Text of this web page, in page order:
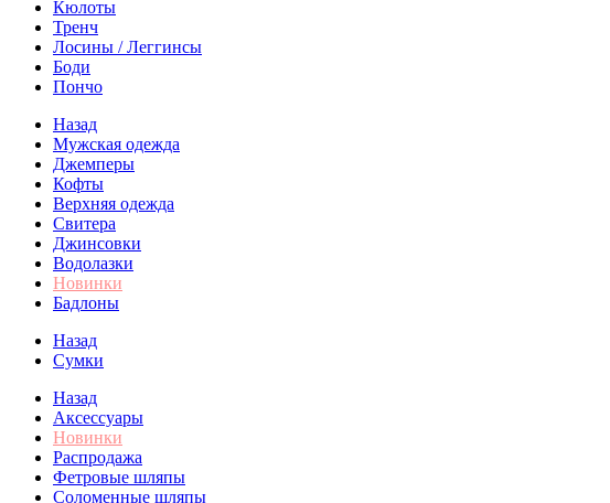
Кюлоты
Тренч
Лосины / Леггинсы
Боди
Пончо
Назад
Мужская одежда
Джемперы
Кофты
Верхняя одежда
Свитера
Джинсовки
Водолазки
Новинки
Бадлоны
Назад
Сумки
Назад
Аксессуары
Новинки
Распродажа
Фетровые шляпы
Соломенные шляпы